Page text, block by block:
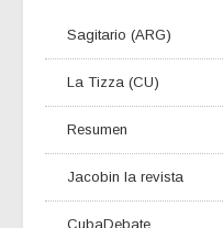
Sagitario (ARG)
La Tizza (CU)
Resumen
Jacobin la revista
CubaDebate